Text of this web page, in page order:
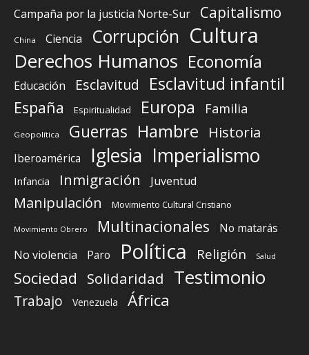
Campaña por la justicia Norte-Sur Capitalismo
China Ciencia Corrupción Cultura
Derechos Humanos Economía
Educación Esclavitud Esclavitud infantil
España Espiritualidad Europa Familia
Geopolítica Guerras Hambre Historia
Iberoamérica Iglesia Imperialismo
Infancia Inmigración Juventud
Manipulación Movimiento Cultural Cristiano
Movimiento Obrero Multinacionales
No matarás
No violencia
Paro Política Religión Salud
Sociedad Solidaridad Testimonio
Trabajo Venezuela África